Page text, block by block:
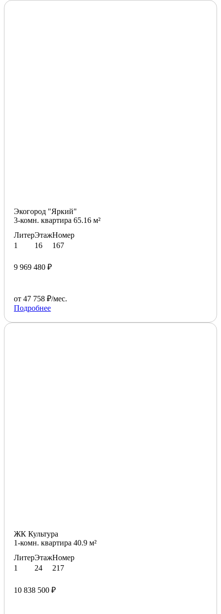
Экогород "Яркий"
3-комн. квартира 65.16 м²
Литер
1
Этаж
16
Номер
167
9 969 480 ₽
от 47 758 ₽/мес.
Подробнее
ЖК Культура
1-комн. квартира 40.9 м²
Литер
1
Этаж
24
Номер
217
10 838 500 ₽